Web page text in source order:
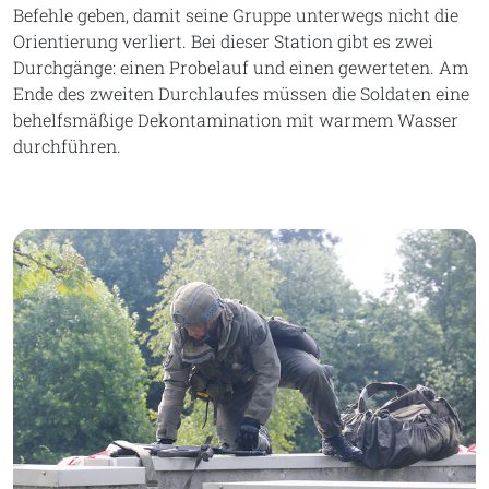
Befehle geben, damit seine Gruppe unterwegs nicht die
Orientierung verliert. Bei dieser Station gibt es zwei
Durchgänge: einen Probelauf und einen gewerteten. Am
Ende des zweiten Durchlaufes müssen die Soldaten eine
behelfsmäßige Dekontamination mit warmem Wasser
durchführen.